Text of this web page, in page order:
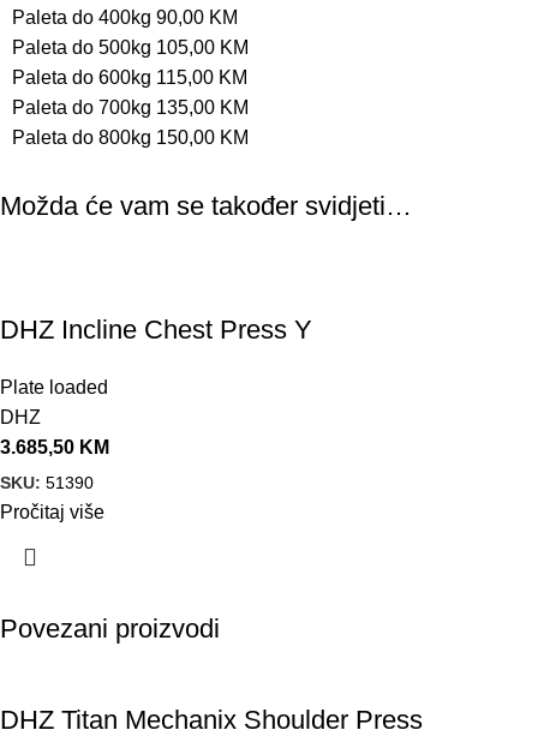
Paleta do 400kg 90,00 KM
Paleta do 500kg 105,00 KM
Paleta do 600kg 115,00 KM
Paleta do 700kg 135,00 KM
Paleta do 800kg 150,00 KM
Možda će vam se također svidjeti…
DHZ Incline Chest Press Y
Plate loaded
DHZ
3.685,50 KM
SKU: 51390
Pročitaj više
Povezani proizvodi
DHZ Titan Mechanix Shoulder Press